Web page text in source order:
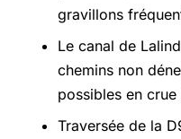
gravillons
Le canal de
chemins non
possibles en
Traversée de la